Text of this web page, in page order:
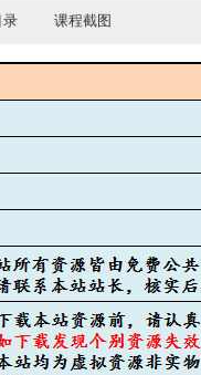
录 课程截图